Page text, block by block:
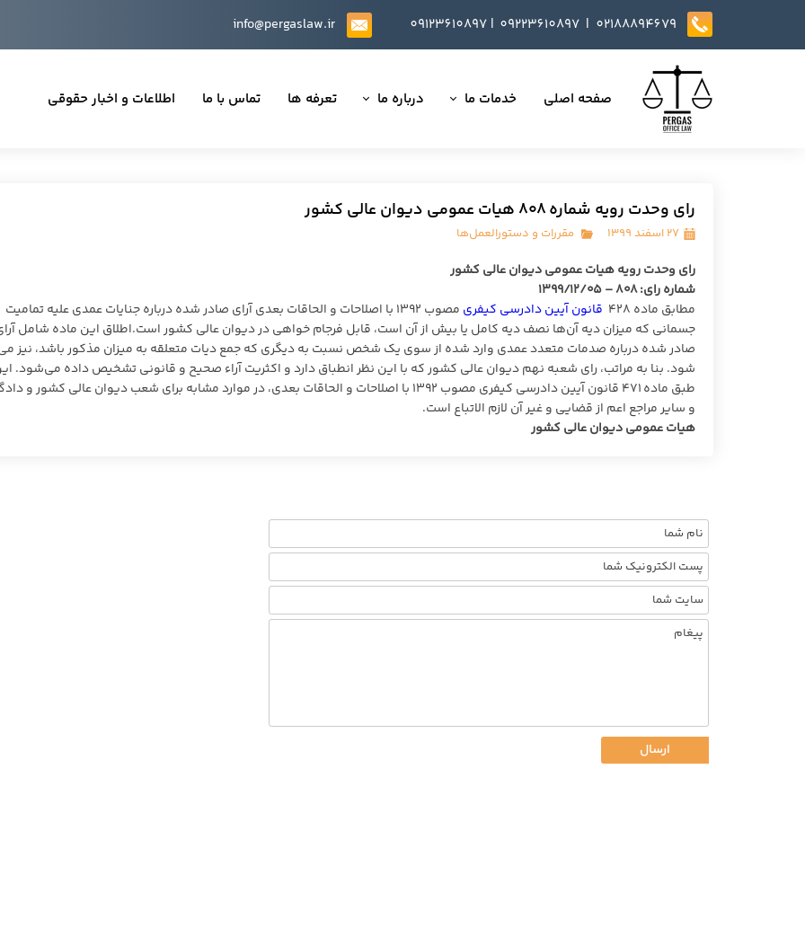
صفحه اصلی خدمات ما
مذاکره، تنظیم و بازبینی قراردادها
ارائه خدمات مشاوره حقوقی
داوری
انجام کلیه مسائل ثبتی
درباره ما تعرفه ها تماس با ما اطلاعات و اخبار حقوقی
09123610897| 09223610897​​​​​​​ | 02188894679
info@pergaslaw.ir
رای وحدت رویه شماره ۸۰۸ هیات عمومی دیوان عالی کشور
۲۷ اسفند ۱۳۹۹ مقررات و دستورالعمل‌ها
رای وحدت رویه هیات عمومی دیوان عالی کشور
شماره رای: ۸۰۸ – ۱۳۹۹/۱۲/۰۵
مطابق ماده ۴۲۸
قانون آیین دادرسی کیفری
مصوب ۱۳۹۲ با اصلاحات و الحاقات بعدی آرای صادر شده درباره جنایات عمدی علیه تمامیت
جسمانی که میزان دیه آن‌ها نصف دیه کامل یا بیش از آن است، قابل فرجام خواهی در دیوان عالی کشور است.اطلاق این ماده شامل
صادر شده درباره صدمات متعدد عمدی وارد شده از سوی یک شخص نسبت به دیگری که جمع دیات متعلقه به میزان مذکور باشد، نیز
شود. بنا به مراتب، رای شعبه نهم دیوان عالی کشور که با این نظر انطباق دارد و اکثریت آراء صحیح و قانونی تشخیص داده می‌شود.
طبق ماده ۴۷۱ قانون آیین دادرسی کیفری مصوب ۱۳۹۲ با اصلاحات و الحاقات بعدی، در موارد مشابه برای شعب دیوان عالی کشور و
و سایر مراجع اعم از قضایی و غیر آن لازم الاتباع است.
هیات عمومی دیوان عالی کشور
ارسال